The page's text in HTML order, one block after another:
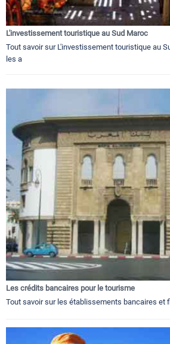
L'investissement touristique au Sud Maroc
Tout savoir sur L'investissement touristique au
les a
Les crédits bancaires pour le tourisme
Tout savoir sur les établissements bancaires et